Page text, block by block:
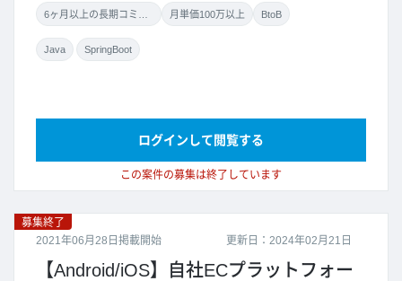
月単価100万以上 BtoB
Java SpringBoot
この案件の募集は終了しています
ログインして閲覧する
更新日：2024年02月21日
募集終了
2021年06月28日掲載開始
【Android/iOS】自社ECプラットフォー